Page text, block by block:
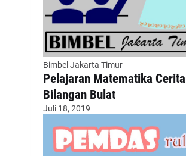
Bimbel Jakarta Timur
Pelajaran Matematika Cerita
Bilangan Bulat
Juli 18, 2019